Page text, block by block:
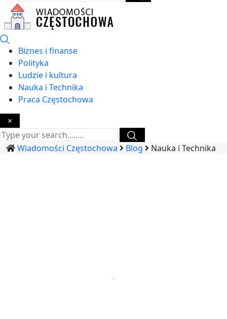
Biznes i finanse
Polityka
Ludzie i kultura
Nauka i Technika
Praca Częstochowa
×
Wiadomości Częstochowa Blog Nauka i Technika